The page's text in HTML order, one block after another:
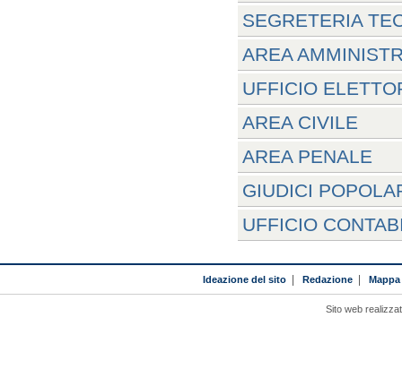
SEGRETERIA
AREA
UFFICIO
AREA CIVILE
AREA PENALE
GIUDICI
UFFICIO
Ideazione del sito| Redazione|
Sito web